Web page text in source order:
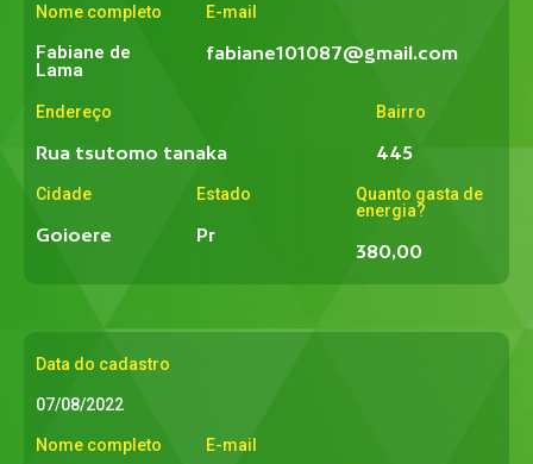
Nome completo
Fabiane de
Lama
E-mail
fabiane101087@gmail.com
Endereço
Rua tsutomo tanaka
Bairro
445
Cidade
Goioere
Estado
Pr
Quanto gasta de
energia?
380,00
Data do cadastro
07/08/2022
Nome completo E-mail